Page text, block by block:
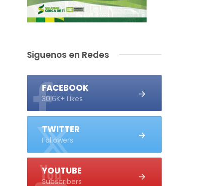
Siguenos en Redes
FACEBOOK
30.6K+ Likes
TWITTER
Followers
YOUTUBE
Subscribers